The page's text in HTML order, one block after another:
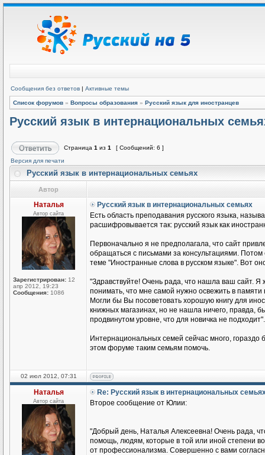
Сообщения без ответов | Активные темы
Список форумов » Вопросы образования » Русский язык для иностранцев
Русский язык в интернациональных
Страница 1 из 1
[ Сообщений: 6 ]
Версия для печати
Русский язык в интернациональных семьях
Автор
Наталья
Автор сайта
Зарегистрирован: 12
апр 2012, 19:23
Сообщения: 1086
Русский язык в интернациональных семьях
Есть область преподавания русского языка,
расшифровывается так: русский язык как
Первоначально я не предполагала, что сайт
обращаться с письмами за консультациями.
теме "Иностранные слова в русском языке". Вот
"Здравствуйте! Очень рада, что нашла ваш сайт. Я
понимать, что мне самой нужно освежить в памяти
Могли бы Вы посоветовать хорошую книгу для
книжных магазинах, но не нашла ничего, правда,
продвинутом уровне, что для новичка не подходит".
Интернациональных семей сейчас много,
этом форуме таким семьям помочь.
02 июл 2012, 07:31
Наталья
Автор сайта
Re: Русский язык в интернациональных
Второе сообщение от Юлии:
"Добрый день, Наталья Алексеевна! Очень рада,
помощь, людям, которые в той или иной степени
от профессионализма. Совершенно с вами